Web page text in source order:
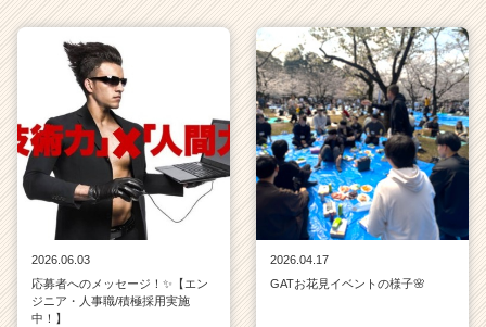
h
e
e
r
C
e
e
2026.06.03
応募者へのメッセージ！✨【エン
ジニア・人事職/積極採用実施
中！】
2026.04.17
GATお花見イベントの様子🌸